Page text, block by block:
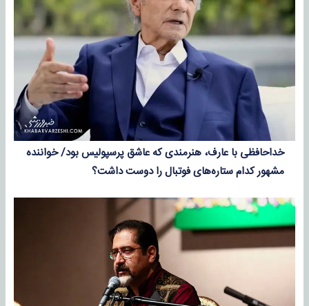
خداحافظی با عارف، هنرمندی که عاشق پرسپولیس بود/ خواننده
مشهور کدام ستاره‌های فوتبال را دوست داشت؟